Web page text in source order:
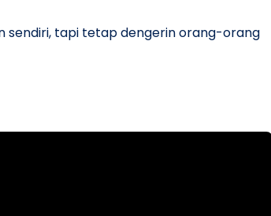
sendiri, tapi tetap dengerin orang-orang